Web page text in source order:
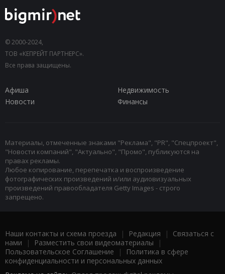
© 2000-2024,
ТОВ «КЕПРЕЙТ ПАРТНЕРС».
Все права защищены.
Афиша
Недвижимость
Новости
Финансы
Материалы, отмеченные знаками "Реклама", "PR", "Спецпроект",
"Новости компаний", "Актуально", "Промо", публикуются на
правах рекламы.
Любое копирование, перепечатка и воспроизведение
фотографических произведений и/или аудиовизуальных
произведений правообладателя Getty Images - строго
запрещено.
Наши контакты и схема проезда | Редакция | Связаться с
нами | Разместить свои видеоматериалы |
Пользовательское Соглашение |
Политика в сфере
конфиденциальности и персональных данных